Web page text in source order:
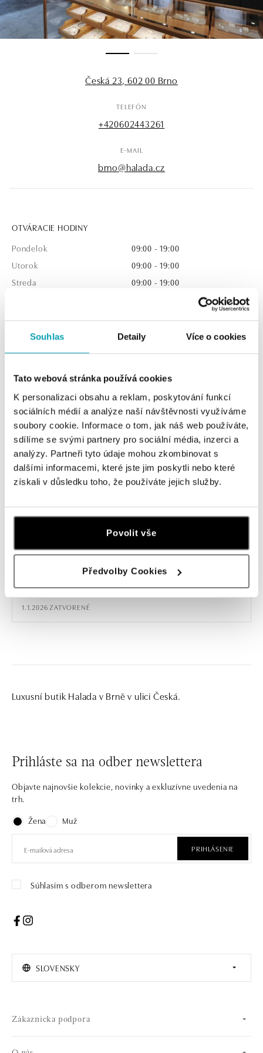
Souhlas Detaily Více o cookies
Tato webová stránka používá cookies
K personalizaci obsahu a reklam, poskytování funkcí
sociálních médií a analýze naší návštěvnosti využíváme
soubory cookie. Informace o tom, jak náš web používáte,
sdílíme se svými partnery pro sociální média, inzerci a
analýzy. Partneři tyto údaje mohou zkombinovat s
dalšími informacemi, které jste jim poskytli nebo které
získali v důsledku toho, že používáte jejich služby.
Povolit vše
Předvolby Cookies
Česká 23, 602 00 Brno
TELEFÓN
+420602443261
E-MAIL
brno@halada.cz
OTVÁRACIE HODINY
Pondelok
09:00 - 19:00
Utorok
09:00 - 19:00
Streda
09:00 - 19:00
Sobota
09:00 - 14:00
Nedeľa
Zatvorené
Otváracie hodiny počas sviatkov
24.12. 9:00 – 13:00
25.12. - 26.12 - ZATVORENÉ
27.12. 9:00 – 14:00
30.12. 9:00 – 19:00
1.1.2026 ZATVORENÉ
Luxusní butik Halada v Brně v ulici Česká.
Prihláste sa na odber newslettera
Objavte najnovšie kolekcie, novinky a exkluzívne uvedenia na
trh.
Žena
Muž
PRIHLÁSENIE
Súhlasím s odberom newslettera
SLOVENSKY
Zákaznícka podpora